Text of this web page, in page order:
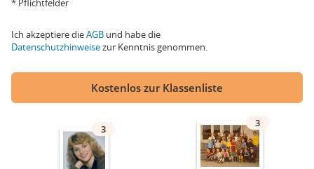
* Pflichtfelder
Ich akzeptiere dieAGB und habe die
Datenschutzhinweisezur Kenntnis genommen.
Kostenlos zur Klassenliste
3 3